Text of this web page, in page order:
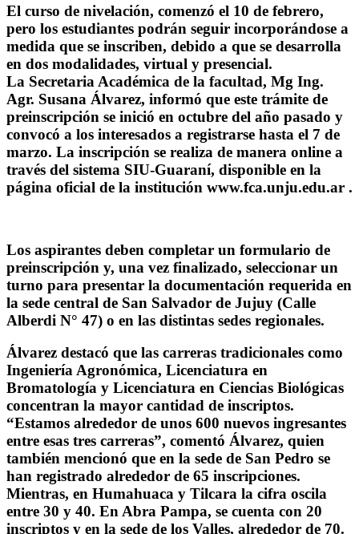
El curso de nivelación, comenzó el 10 de febrero,
pero los estudiantes podrán seguir incorporándose a
medida que se inscriben, debido a que se desarrolla
en dos modalidades, virtual y presencial.
La Secretaria Académica de la facultad, Mg Ing.
Agr. Susana Álvarez, informó que este trámite de
preinscripción se inició en octubre del año pasado y
convocó a los interesados a registrarse hasta el 7 de
marzo. La inscripción se realiza de manera online a
través del sistema SIU-Guaraní, disponible en la
página oficial de la institución www.fca.unju.edu.ar .
Los aspirantes deben completar un formulario de
preinscripción y, una vez finalizado, seleccionar un
turno para presentar la documentación requerida en
la sede central de San Salvador de Jujuy (Calle
Alberdi N° 47) o en las distintas sedes regionales.
Álvarez destacó que las carreras tradicionales como
Ingeniería Agronómica, Licenciatura en
Bromatología y Licenciatura en Ciencias Biológicas
concentran la mayor cantidad de inscriptos.
“Estamos alrededor de unos 600 nuevos ingresantes
entre esas tres carreras”, comentó Álvarez, quien
también mencionó que en la sede de San Pedro se
han registrado alrededor de 65 inscripciones.
Mientras, en Humahuaca y Tilcara la cifra oscila
entre 30 y 40. En Abra Pampa, se cuenta con 20
inscriptos y en la sede de los Valles, alrededor de 70.